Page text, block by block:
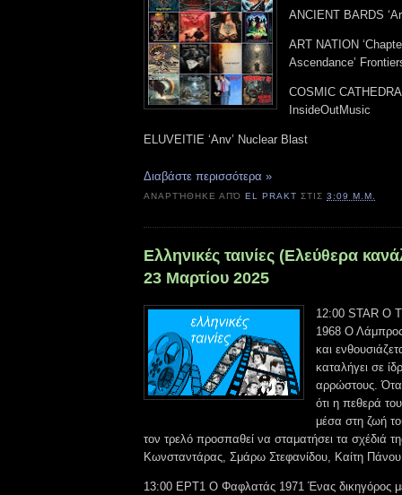
ANCIENT BARDS
ART NATION
Ascendance’
COSMIC
InsideOutMusic
ELUVEITIE ‘Anv’ Nuclear Blast
Διαβάστε περισσότερα »
ΑΝΑΡΤΉΘΗΚΕ ΑΠΌEL PRAKT ΣΤΙΣ3:09 Μ.Μ.
Ελληνικές ταινίες (Ελεύθερα
23 Μαρτίου 2025
12:00 STAR Ο
1968 Ο Λάμπρος
και
καταλήγει σε
αρρώστους.
ότι η πεθερά
μέσα στη ζωή
τον τρελό προσπαθεί να σταματήσει τα σχέδιά
Κωνσταντάρας, Σμάρω Στεφανίδου, Καίτη
13:00 ΕΡΤ1 Ο Φαφλατάς 1971 Ένας δικηγόρος